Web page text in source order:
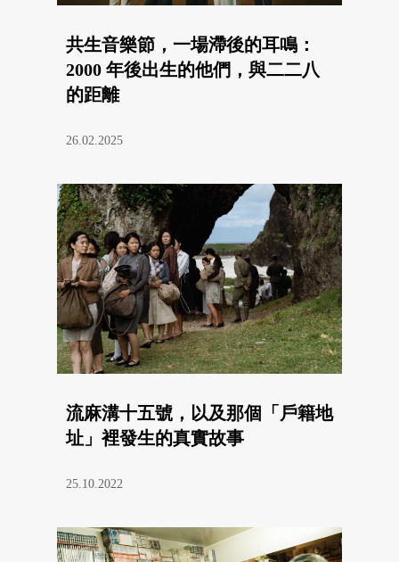
共生音樂節，一場滯後的耳鳴：
2000 年後出生的他們，與二二八
的距離
26.02.2025
流麻溝十五號，以及那個「戶籍地
址」裡發生的真實故事
25.10.2022